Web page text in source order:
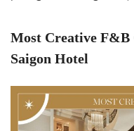
Most Creative F&B
Saigon Hotel